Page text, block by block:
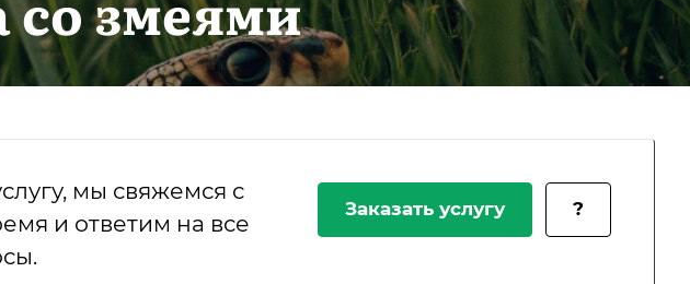
мы свяжемся с
и ответим на все
Заказать услугу ?